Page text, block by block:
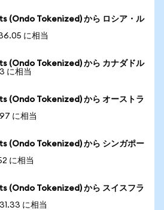
(Ondo Tokenized) から ロシア・ル
に相当
(Ondo Tokenized) から カナダドル
に相当
(Ondo Tokenized) から オーストラ
に相当
(Ondo Tokenized) から シンガポー
に相当
(Ondo Tokenized) から スイスフラ
に相当